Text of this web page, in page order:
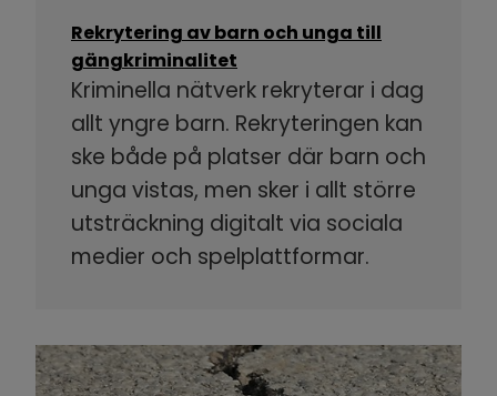
Rekrytering av barn och unga till
gängkriminalitet
Kriminella nätverk rekryterar i dag
allt yngre barn. Rekryteringen kan
ske både på platser där barn och
unga vistas, men sker i allt större
utsträckning digitalt via sociala
medier och spelplattformar.